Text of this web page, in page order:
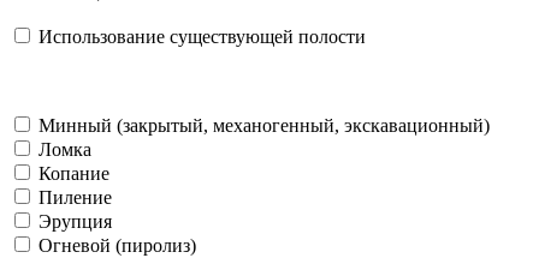
Использование существующей полости
Минный (закрытый, механогенный, экскавационный)
Ломка
Копание
Пиление
Эрупция
Огневой (пиролиз)